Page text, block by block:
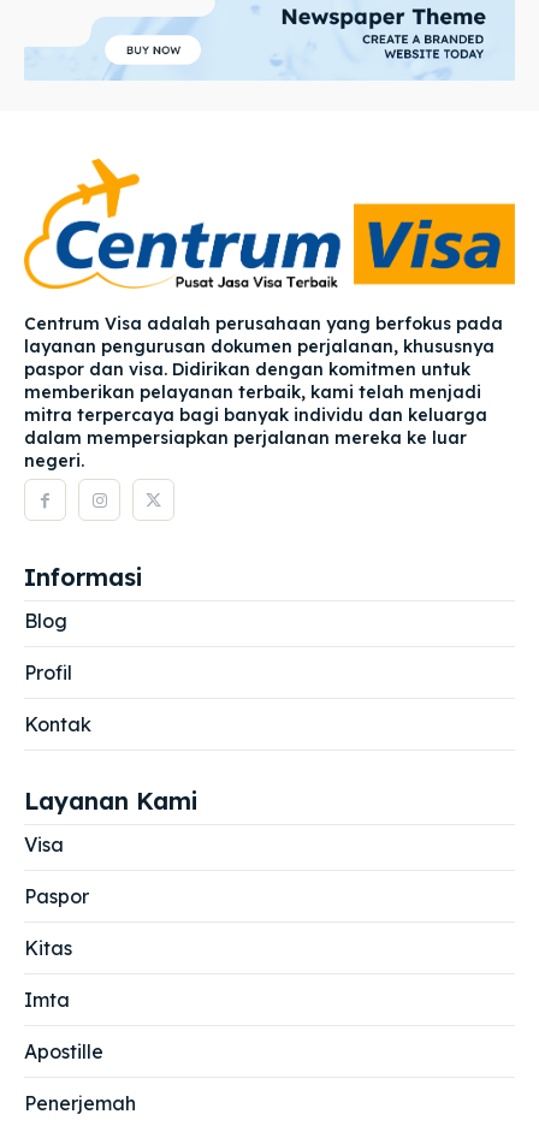
Centrum Visa adalah perusahaan yang berfokus pada
layanan pengurusan dokumen perjalanan, khususnya
paspor dan visa. Didirikan dengan komitmen untuk
memberikan pelayanan terbaik, kami telah menjadi
mitra terpercaya bagi banyak individu dan keluarga
dalam mempersiapkan perjalanan mereka ke luar
negeri.
Informasi
Blog
Profil
Kontak
Layanan Kami
Visa
Paspor
Kitas
Imta
Apostille
Penerjemah